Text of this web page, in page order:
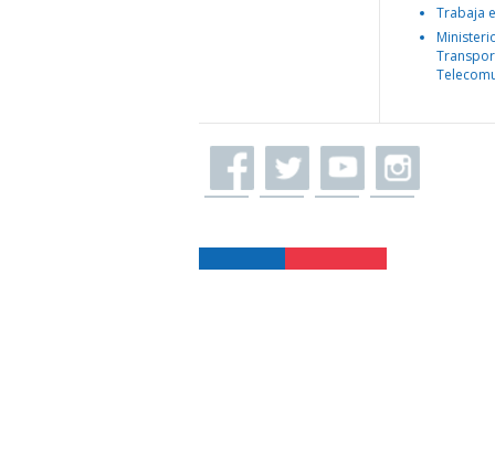
Trabaja